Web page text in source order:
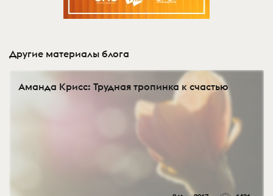
Другие материалы блога
Аманда Крисс: Трудная тропинка к счастью